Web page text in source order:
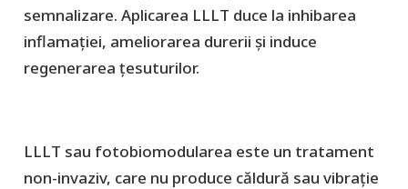
semnalizare. Aplicarea LLLT duce la inhibarea
inflamației, ameliorarea durerii și induce
regenerarea țesuturilor.
LLLT sau fotobiomodularea este un tratament
non-invaziv, care nu produce căldură sau vibrație